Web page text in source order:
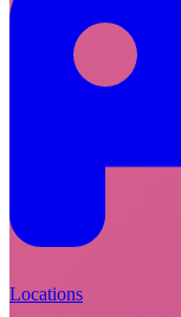
Locations